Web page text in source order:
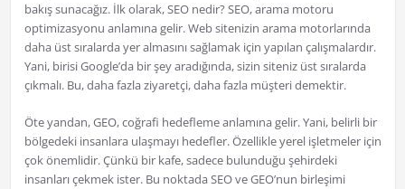
bakış sunacağız. İlk olarak, SEO nedir? SEO, arama motoru
optimizasyonu anlamına gelir. Web sitenizin arama motorlarında
daha üst sıralarda yer almasını sağlamak için yapılan çalışmalardır.
Yani, birisi Google’da bir şey aradığında, sizin siteniz üst sıralarda
çıkmalı. Bu, daha fazla ziyaretçi, daha fazla müşteri demektir.
Öte yandan, GEO, coğrafi hedefleme anlamına gelir. Yani, belirli bir
bölgedeki insanlara ulaşmayı hedefler. Özellikle yerel işletmeler için
çok önemlidir. Çünkü bir kafe, sadece bulunduğu şehirdeki
insanları çekmek ister. Bu noktada SEO ve GEO’nun birleşimi